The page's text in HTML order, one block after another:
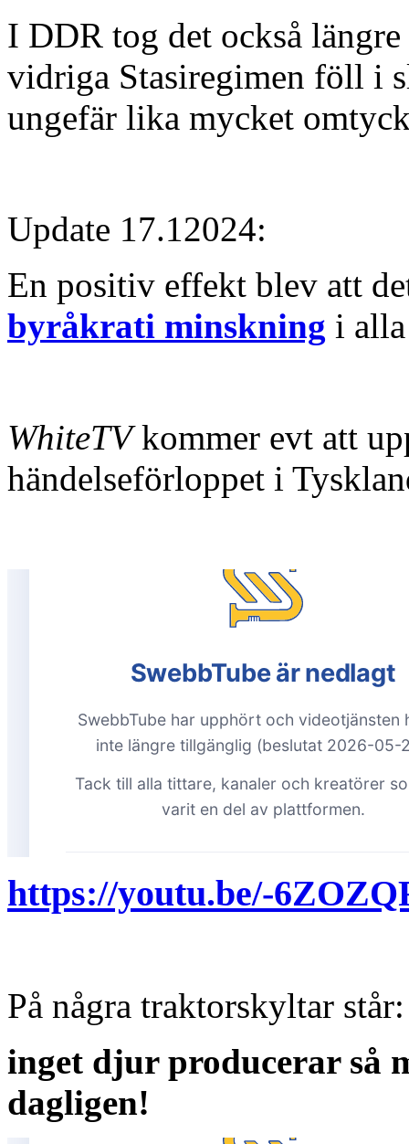
I DDR tog det också
vidriga Stasiregimen föll i
ungefär lika mycket
Update 17.12024:
En positiv effekt blev att
byråkrati minskning i
WhiteTVkommer evt att
händelseförloppet i
https://youtu.be/-
På några traktorskyltar står:
inget djur producerar så
dagligen!